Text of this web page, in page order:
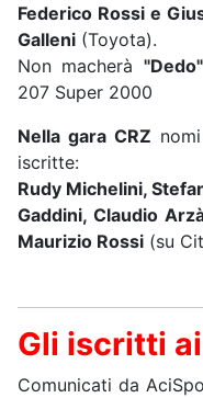
Federico Rossi e
Galleni (Toyota).
Non macherà "Dedo"
207 Super 2000
Nella gara CRZ
iscritte:
Rudy Michelini,
Gaddini, Claudio
Maurizio Rossi (su
Gli iscritti
Comunicati da